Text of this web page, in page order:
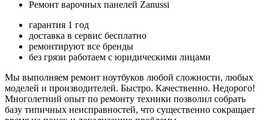
Ремонт варочных панелей Zanussi
гарантия 1 год
доставка в сервис бесплатно
ремонтируют все бренды
без грязи работаем с юридическими лицами
Мы выполняем ремонт ноутбуков любой сложности, любых
моделей и производителей. Быстро. Качественно. Недорого!
Многолетний опыт по ремонту техники позволил собрать
базу типичных неисправностей, что существенно сокращает